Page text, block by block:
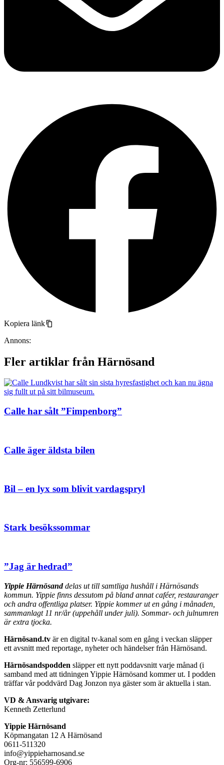
Kopiera länk
Annons:
Fler artiklar från Härnösand
Calle har sålt ”Fimpenborg”
Calle äger äldsta bilen
Bil – en lyx som blivit vardagspryl
Stark besökssommar
”Jag är hedrad”
Yippie Härnösanddelas ut till samtliga hushåll i Härnösands
kommun. Yippie finns dessutom på bland annat caféer, restauranger
och andra offentliga platser. Yippie kommer ut en gång i månaden,
sammanlagt 11 nr/år (uppehåll under juli). Sommar- och julnumren
är extra tjocka.
Härnösand.tv är en digital tv-kanal som en gång i veckan släpper
ett avsnitt med reportage, nyheter och händelser från Härnösand.
Härnösandspodden släpper ett nytt poddavsnitt varje månad (i
samband med att tidningen Yippie Härnösand kommer ut. I podden
träffar vår poddvärd Dag Jonzon nya gäster som är aktuella i stan.
VD & Ansvarig utgivare:
Kenneth Zetterlund
Yippie Härnösand
Köpmangatan 12 A Härnösand
0611-511320
info@yippieharnosand.se
Org-nr: 556599-6906